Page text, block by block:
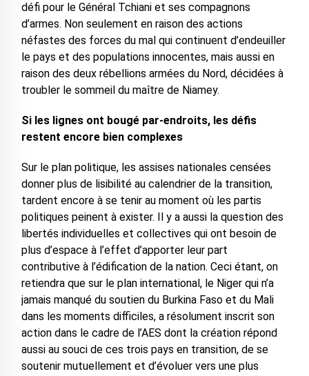
défi pour le Général Tchiani et ses compagnons
d’armes. Non seulement en raison des actions
néfastes des forces du mal qui continuent d’endeuiller
le pays et des populations innocentes, mais aussi en
raison des deux rébellions armées du Nord, décidées à
troubler le sommeil du maître de Niamey.
Si les lignes ont bougé par-endroits, les défis
restent encore bien complexes
Sur le plan politique, les assises nationales censées
donner plus de lisibilité au calendrier de la transition,
tardent encore à se tenir au moment où les partis
politiques peinent à exister. Il y a aussi la question des
libertés individuelles et collectives qui ont besoin de
plus d’espace à l’effet d’apporter leur part
contributive à l’édification de la nation. Ceci étant, on
retiendra que sur le plan international, le Niger qui n’a
jamais manqué du soutien du Burkina Faso et du Mali
dans les moments difficiles, a résolument inscrit son
action dans le cadre de l’AES dont la création répond
aussi au souci de ces trois pays en transition, de se
soutenir mutuellement et d’évoluer vers une plus